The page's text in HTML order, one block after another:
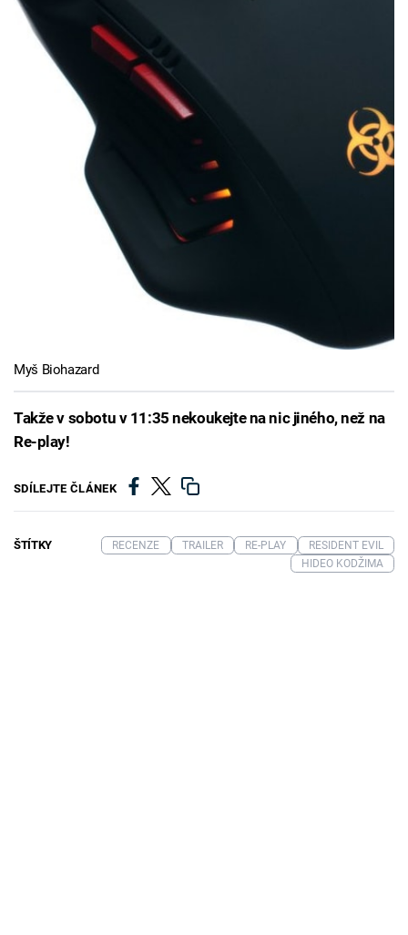
Myš Biohazard
Takže v sobotu v 11:35 nekoukejte na nic jiného, než na
Re-play!
SDÍLEJTE ČLÁNEK
ŠTÍTKY RECENZE TRAILER RE-PLAY
RESIDENT EVIL
HIDEO KODŽIMA